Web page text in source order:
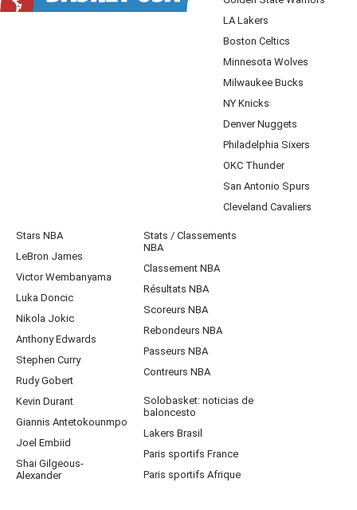
LA Lakers
Boston Celtics
Minnesota Wolves
Milwaukee Bucks
NY Knicks
Denver Nuggets
Philadelphia Sixers
OKC Thunder
San Antonio Spurs
Cleveland Cavaliers
Stars NBA
LeBron James
Victor Wembanyama
Luka Doncic
Nikola Jokic
Anthony Edwards
Stephen Curry
Rudy Gobert
Kevin Durant
Giannis Antetokounmpo
Joel Embiid
Shai Gilgeous-
Alexander
Stats / Classements
NBA
Classement NBA
Résultats NBA
Scoreurs NBA
Rebondeurs NBA
Passeurs NBA
Contreurs NBA
Solobasket: noticias de
baloncesto
Lakers Brasil
Paris sportifs France
Paris sportifs Afrique